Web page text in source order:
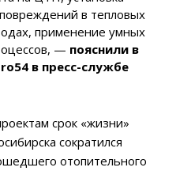
в тепловых
применение умных
— пояснили в
в пресс-службе
срок «жизни»
сократился
отопительного